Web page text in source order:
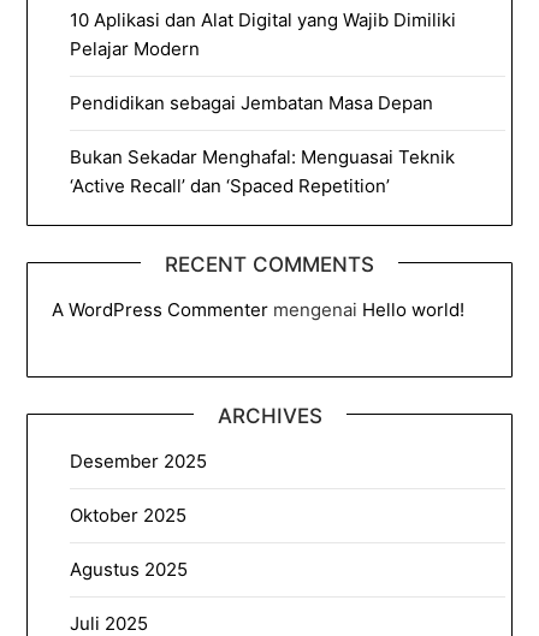
10 Aplikasi dan Alat Digital yang Wajib Dimiliki
Pelajar Modern
Pendidikan sebagai Jembatan Masa Depan
Bukan Sekadar Menghafal: Menguasai Teknik
‘Active Recall’ dan ‘Spaced Repetition’
RECENT COMMENTS
A WordPress Commenter mengenai Hello world!
ARCHIVES
Desember 2025
Oktober 2025
Agustus 2025
Juli 2025